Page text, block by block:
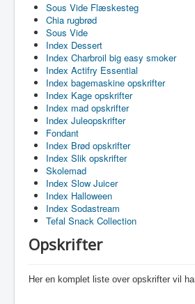
Sous Vide Flæskesteg
Chia rugbrød
Sous Vide
Index Dessert
Index Charbroil big easy smoker
Index Actifry Essential
Index bagemaskine opskrifter
Index Kage opskrifter
Index mad opskrifter
Index Juleopskrifter
Fondant
Index Brød opskrifter
Index Slik opskrifter
Skolemad
Index Slow Juicer
Index Halloween
Index Sodastream
Tefal Snack Collection
Opskrifter
Her en komplet liste over opskrifter vil